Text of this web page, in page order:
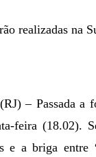
realizadas na
– Passada
feira (18.02).
e a briga entre